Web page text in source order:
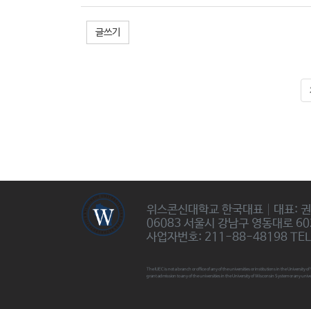
글쓰기
위스콘신대학교 한국대표│대표:
06083 서울시 강남구 영동대로
사업자번호: 211-88-48198
The IUEC is not a branch or office of any of the universities or institutions in the
grant admission to any of the universities in the University of Wisconsin System or any